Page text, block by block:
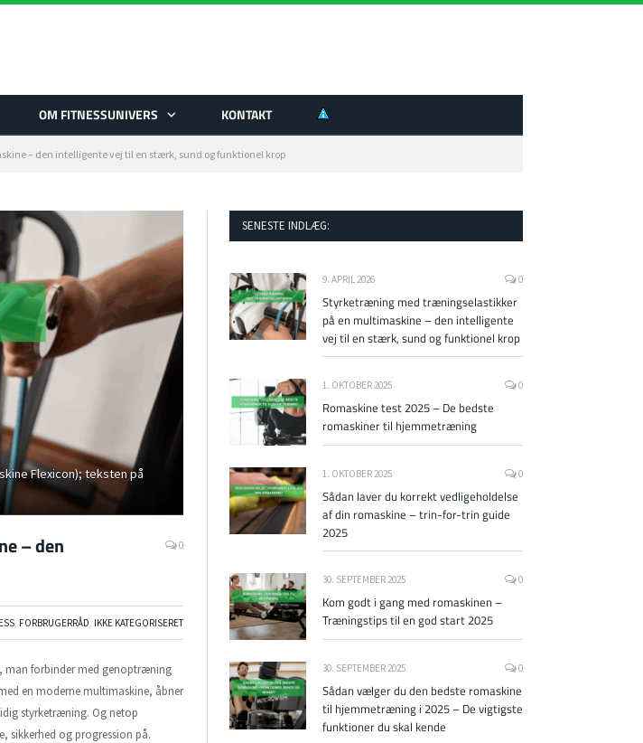
OM FITNESSUNIVERS KONTAKT
– den intelligente vej til en stærk, sund og funktionel krop
Flexicon); teksten på
– den
0
, FORBRUGERRÅD, IKKE KATEGORISERET
man forbinder med genoptræning
en moderne multimaskine, åbner
styrketræning. Og netop
sikkerhed og progression på.
SENESTE INDLÆG:
9. APRIL 2026 0
Styrketræning med træningselastikker
på en multimaskine – den intelligente
vej til en stærk, sund og funktionel krop
1. OKTOBER 2025 0
Romaskine test 2025 – De bedste
romaskiner til hjemmetræning
1. OKTOBER 2025 0
Sådan laver du korrekt vedligeholdelse
af din romaskine – trin-for-trin guide
2025
30. SEPTEMBER 2025 0
Kom godt i gang med romaskinen –
Træningstips til en god start 2025
30. SEPTEMBER 2025 0
Sådan vælger du den bedste romaskine
til hjemmetræning i 2025 – De vigtigste
funktioner du skal kende